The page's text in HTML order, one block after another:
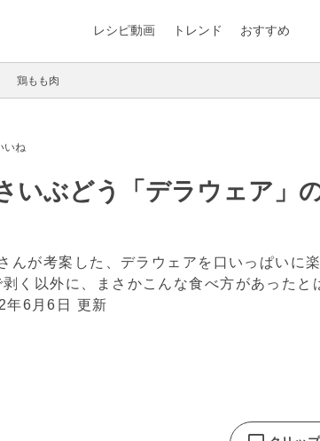
レシピ動画 トレンド おすすめ
鶏もも肉
いね
いぶどう「デラウェア」
が考案した、デラウェアを口いっぱいに
く以外に、まさかこんな食べ方があった
年6月6日 更新